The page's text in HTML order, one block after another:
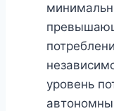
уровень